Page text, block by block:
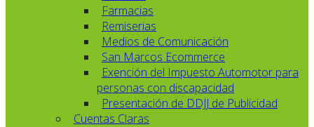
Farmacias
Remiserias
Medios de Comunicación
San Marcos Ecommerce
Exención del Impuesto Automotor para
personas con discapacidad
Presentación de DDJJ de Publicidad
Cuentas Claras